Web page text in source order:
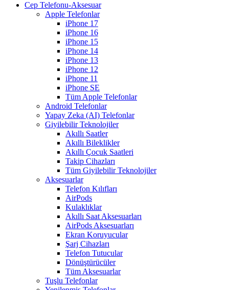
Cep Telefonu-Aksesuar
Apple Telefonlar
iPhone 17
iPhone 16
iPhone 15
iPhone 14
iPhone 13
iPhone 12
iPhone 11
iPhone SE
Tüm Apple Telefonlar
Android Telefonlar
Yapay Zeka (AI) Telefonlar
Giyilebilir Teknolojiler
Akıllı Saatler
Akıllı Bileklikler
Akıllı Çocuk Saatleri
Takip Cihazları
Tüm Giyilebilir Teknolojiler
Aksesuarlar
Telefon Kılıfları
AirPods
Kulaklıklar
Akıllı Saat Aksesuarları
AirPods Aksesuarları
Ekran Koruyucular
Şarj Cihazları
Telefon Tutucular
Dönüştürücüler
Tüm Aksesuarlar
Tuşlu Telefonlar